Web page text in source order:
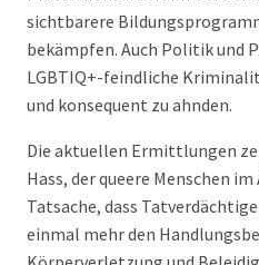
sichtbarere
bekämpfen. Auch Politik und
LGBTIQ+-feindliche
und konsequent zu ahnden.
Die aktuellen Ermittlungen
Hass, der queere Menschen
Tatsache, dass
einmal mehr den